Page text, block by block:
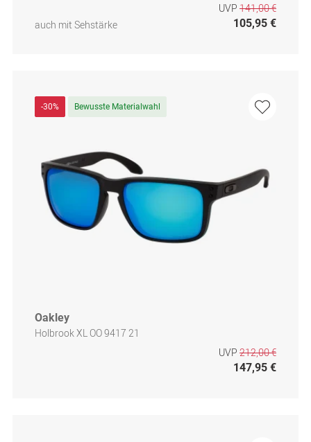
auch mit Sehstärke
UVP 141,00 €
105,95 €
-30% Bewusste Materialwahl
Oakley
Holbrook XL OO 9417 21
UVP 212,00 €
147,95 €